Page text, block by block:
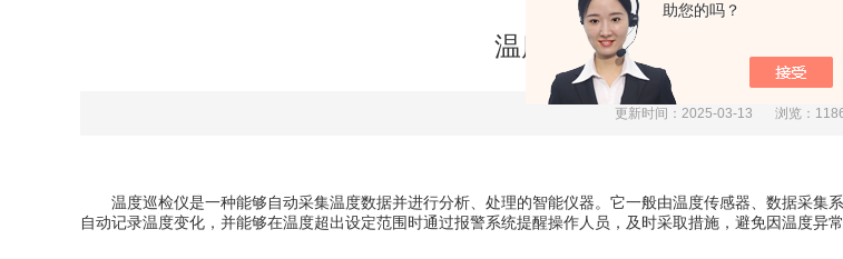
助您的吗？
温度巡检仪具有高度自动化
更新时间：2025-03-13 浏览：
温度巡检仪是一种能够自动采集温度数据并进行分析、处理的智能仪器。它一般由温度传感器、数据采集
自动记录温度变化，并能够在温度超出设定范围时通过报警系统提醒操作人员，及时采取措施，避免因温度异